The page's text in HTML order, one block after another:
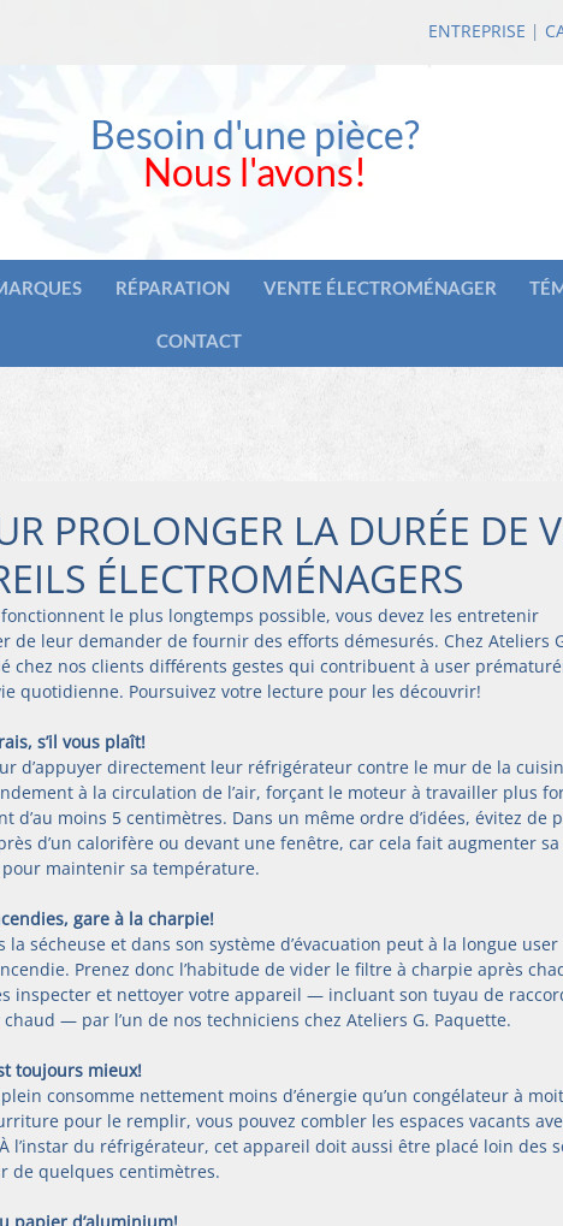
ENTREPRISE |
Besoin d'une pièce?
Nous l'avons!
RÉPARATION VENTE ÉLECTROMÉNAGER
CONTACT
PROLONGER LA DURÉE DE
ÉLECTROMÉNAGERS
le plus longtemps possible, vous devez les entretenir
de leur demander de fournir des efforts démesurés. Chez Ateliers
chez nos clients différents gestes qui contribuent à user
quotidienne. Poursuivez votre lecture pour les découvrir!
s’il vous plaît!
d’appuyer directement leur réfrigérateur contre le mur de la
à la circulation de l’air, forçant le moteur à travailler plus
d’au moins 5 centimètres. Dans un même ordre d’idées, évitez de
d’un calorifère ou devant une fenêtre, car cela fait augmenter
pour maintenir sa température.
gare à la charpie!
la sécheuse et dans son système d’évacuation peut à la longue user
Prenez donc l’habitude de vider le filtre à charpie après
inspecter et nettoyer votre appareil — incluant son tuyau de
chaud — par l’un de nos techniciens chez Ateliers G. Paquette.
toujours mieux!
consomme nettement moins d’énergie qu’un congélateur à
pour le remplir, vous pouvez combler les espaces vacants
l’instar du réfrigérateur, cet appareil doit aussi être placé loin des
de quelques centimètres.